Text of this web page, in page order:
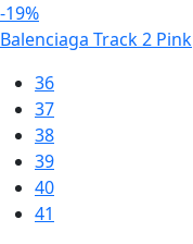
-19%
Balenciaga Track 2 Pink
36
37
38
39
40
41